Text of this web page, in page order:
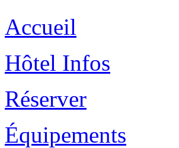
Accueil
Hôtel Infos
Réserver
Équipements